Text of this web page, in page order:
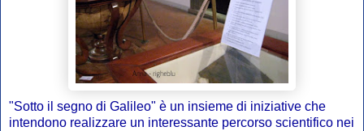
"Sotto il segno di Galileo" è un insieme di iniziative che
intendono realizzare un interessante percorso scientifico nei